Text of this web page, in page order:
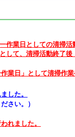
作業日としての清掃
して、清掃活動終了後
業日」として清掃
した。
さい。）
れました。